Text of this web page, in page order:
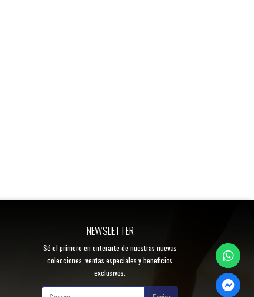
NEWSLETTER
Sé el primero en enterarte de nuestras nuevas
colecciones, ventas especiales y beneficios
exclusivos.